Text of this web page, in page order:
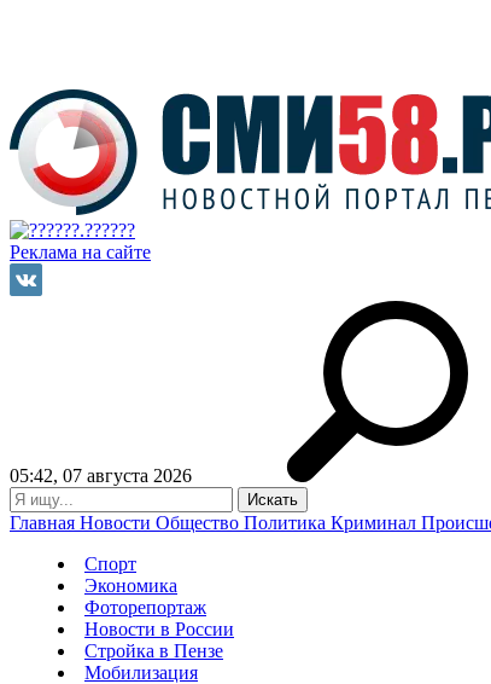
Реклама на сайте
05:42, 07 августа 2026
Главная Новости Общество Политика Криминал
Спорт
Экономика
Фоторепортаж
Новости в России
Стройка в Пензе
Мобилизация